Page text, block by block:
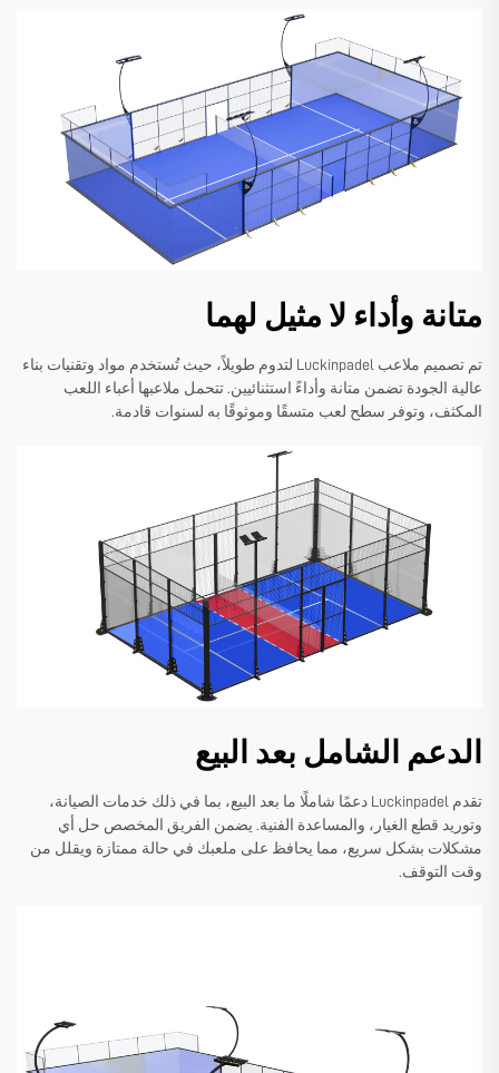
متانة وأداء لا مثيل لهما
تم تصميم ملاعب Luckinpadel لتدوم طويلاً، حيث تُستخدم مواد وتقنيات بناء
عالية الجودة تضمن متانة وأداءً استثنائيين. تتحمل ملاعبها أعباء اللعب
المكثف، وتوفر سطح لعب متسقًا وموثوقًا به لسنوات قادمة.
الدعم الشامل بعد البيع
تقدم Luckinpadel دعمًا شاملًا ما بعد البيع، بما في ذلك خدمات الصيانة،
وتوريد قطع الغيار، والمساعدة الفنية. يضمن الفريق المخصص حل أي
مشكلات بشكل سريع، مما يحافظ على ملعبك في حالة ممتازة ويقلل من
وقت التوقف.